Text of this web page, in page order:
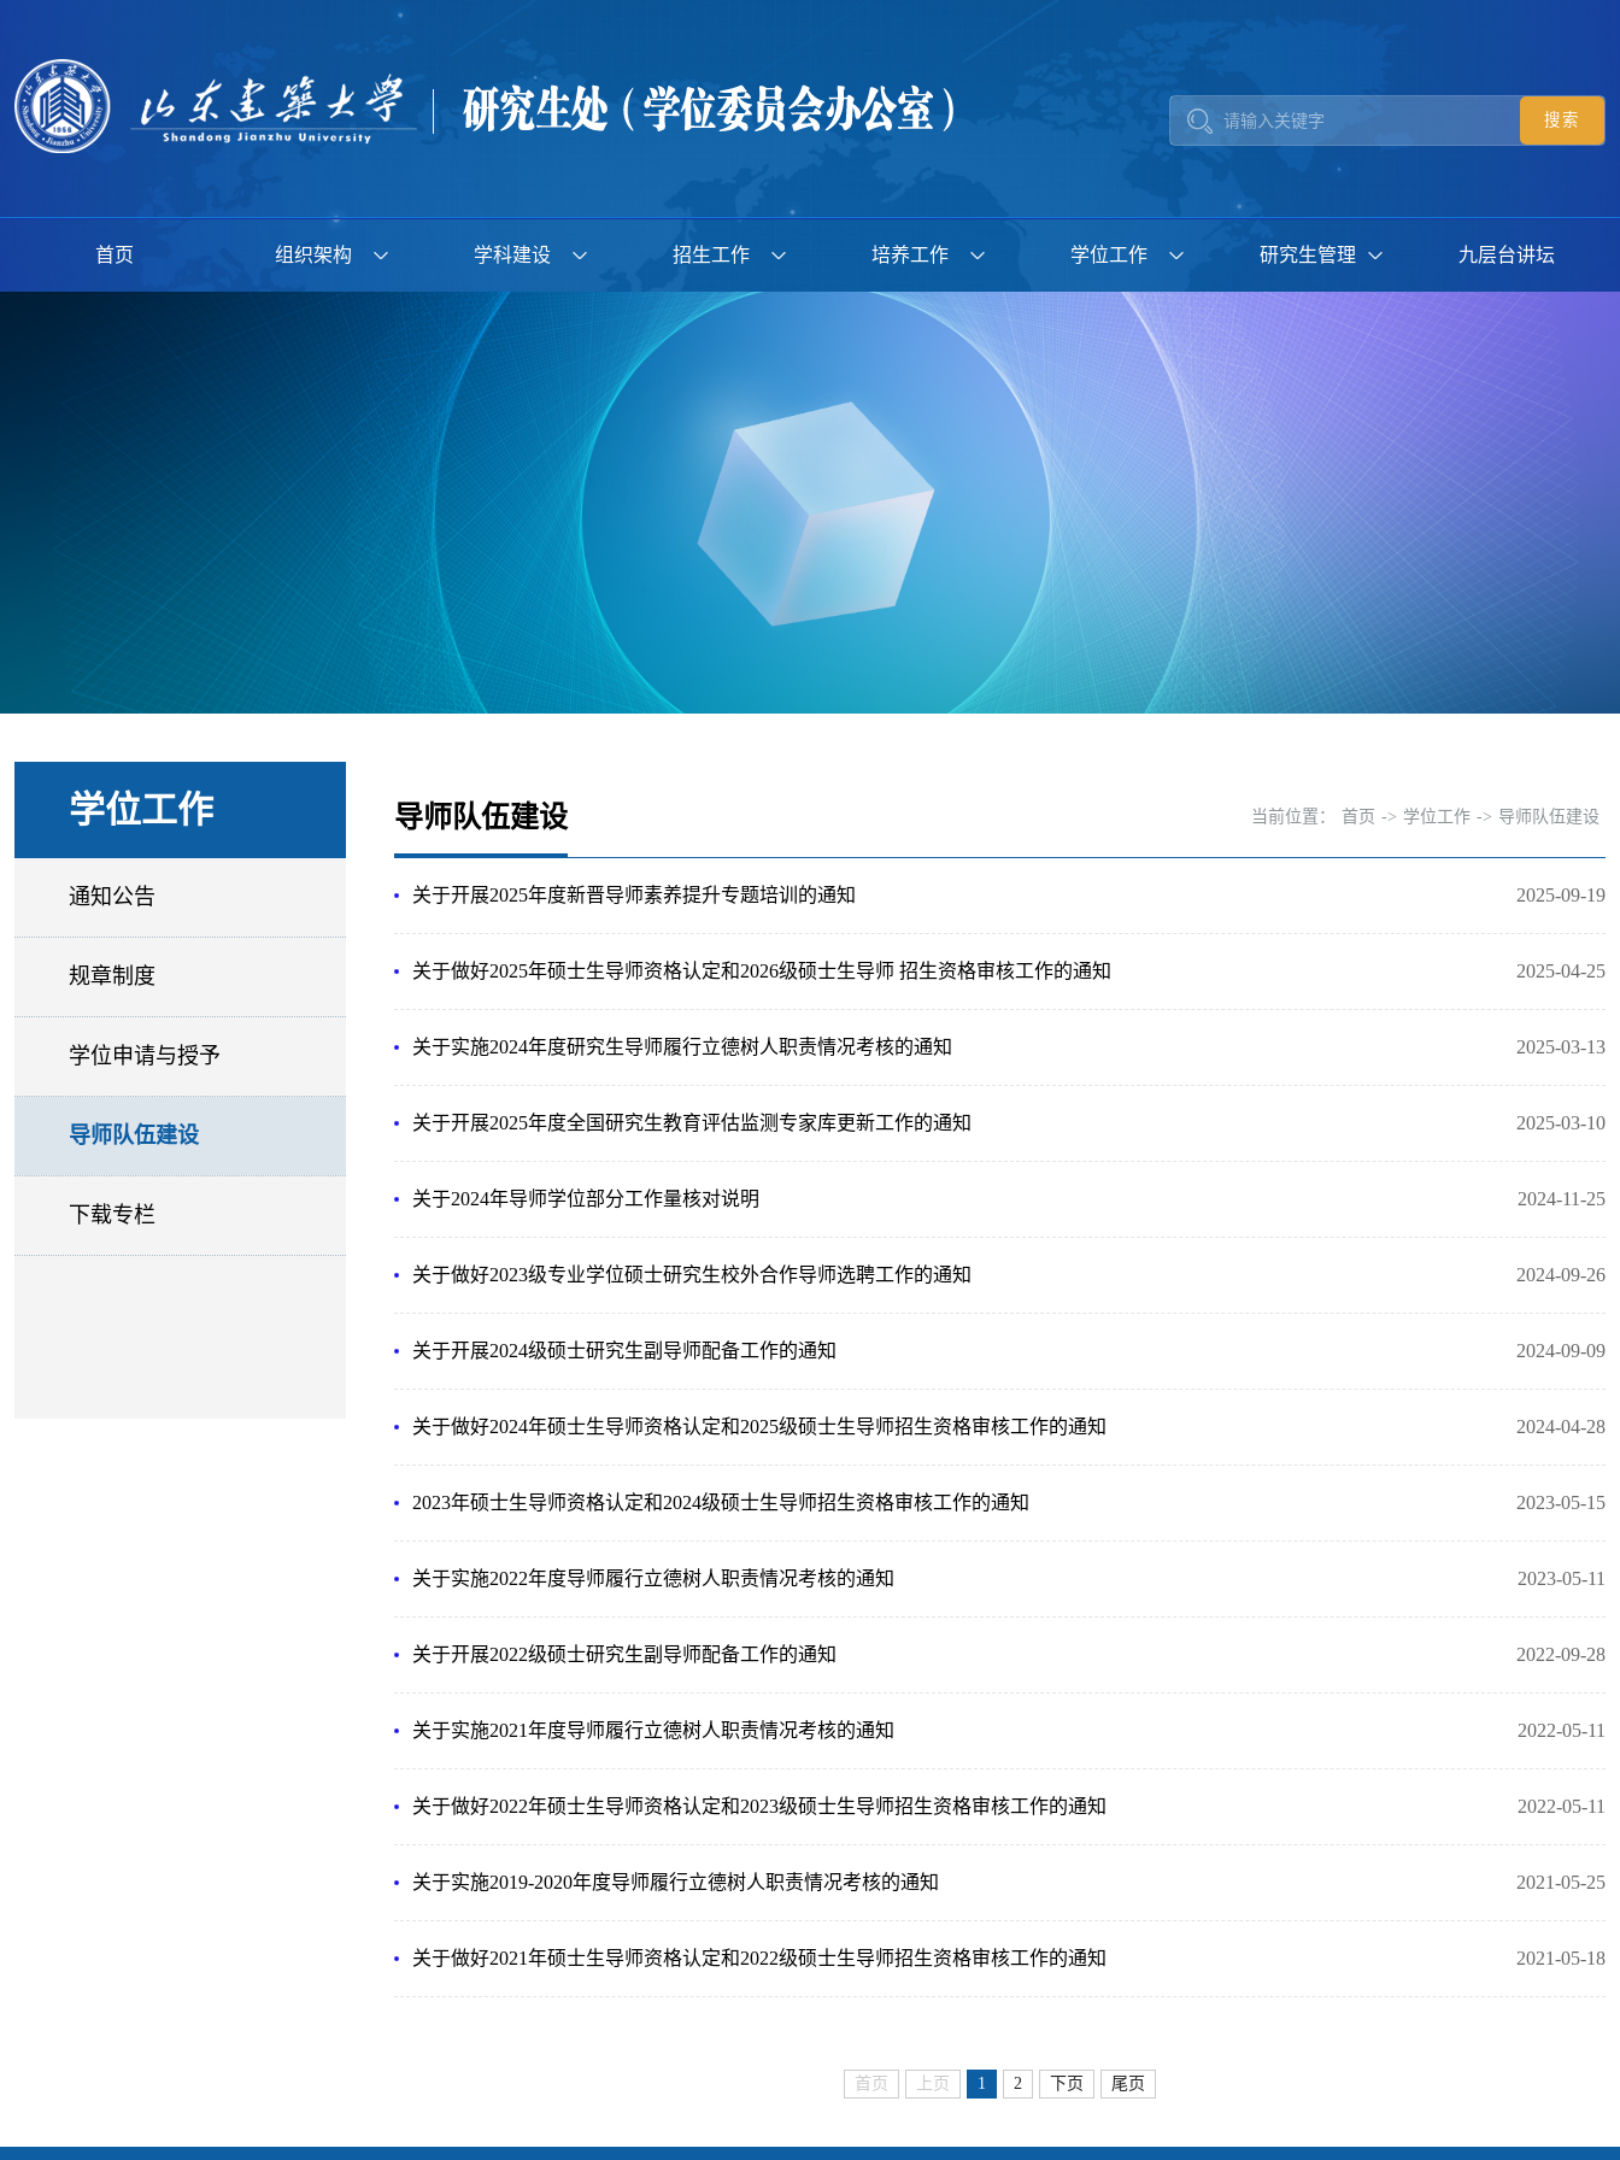
首页 组织架构 学科建设 招生工作 培养工作 学位工作 研究生管理 九层台讲坛
学位工作
通知公告
规章制度
学位申请与授予
导师队伍建设
下载专栏
导师队伍建设 当前位置： 首页 -> 学位工作 -> 导师队伍建设
2025-09-19
关于开展2025年度新晋导师素养提升专题培训的通知
2025-04-25
关于做好2025年硕士生导师资格认定和2026级硕士生导师 招生资格审核工作的通知
2025-03-13
关于实施2024年度研究生导师履行立德树人职责情况考核的通知
2025-03-10
关于开展2025年度全国研究生教育评估监测专家库更新工作的通知
2024-11-25
关于2024年导师学位部分工作量核对说明
2024-09-26
关于做好2023级专业学位硕士研究生校外合作导师选聘工作的通知
2024-09-09
关于开展2024级硕士研究生副导师配备工作的通知
2024-04-28
关于做好2024年硕士生导师资格认定和2025级硕士生导师招生资格审核工作的通知
2023-05-15
2023年硕士生导师资格认定和2024级硕士生导师招生资格审核工作的通知
2023-05-11
关于实施2022年度导师履行立德树人职责情况考核的通知
2022-09-28
关于开展2022级硕士研究生副导师配备工作的通知
2022-05-11
关于实施2021年度导师履行立德树人职责情况考核的通知
2022-05-11
关于做好2022年硕士生导师资格认定和2023级硕士生导师招生资格审核工作的通知
2021-05-25
关于实施2019-2020年度导师履行立德树人职责情况考核的通知
2021-05-18
关于做好2021年硕士生导师资格认定和2022级硕士生导师招生资格审核工作的通知
首页 上页 1 2 下页 尾页